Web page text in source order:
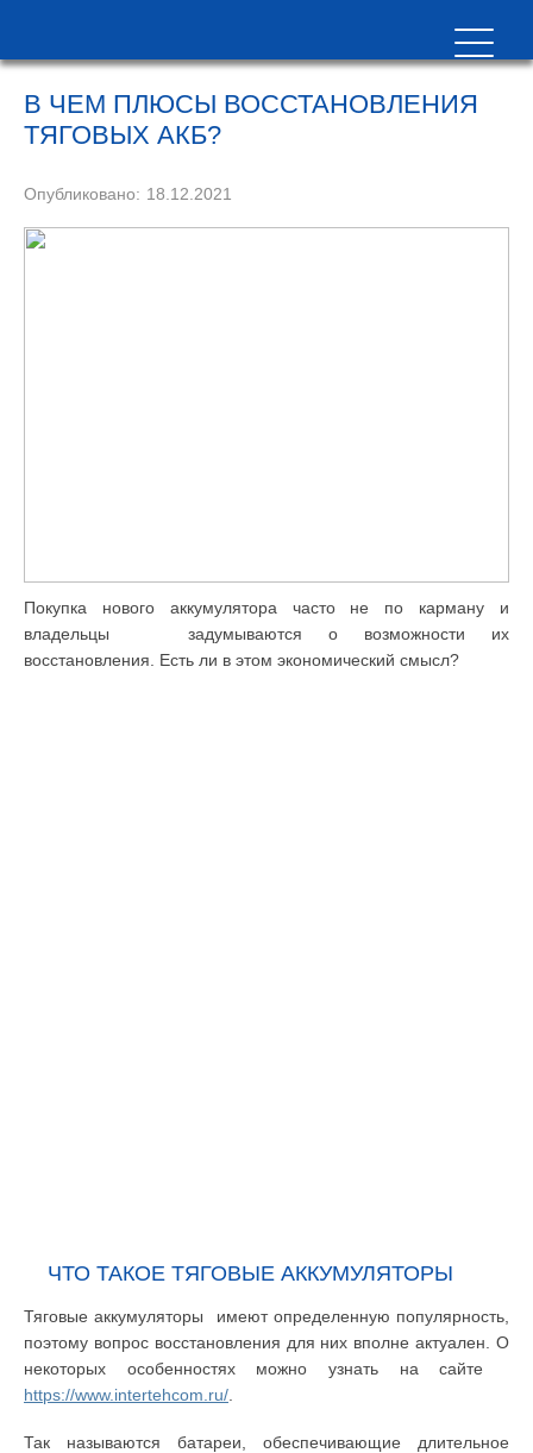
В ЧЕМ ПЛЮСЫ ВОССТАНОВЛЕНИЯ
ТЯГОВЫХ АКБ?
Опубликовано: 18.12.2021
Покупка нового аккумулятора часто не по карману и
владельцы задумываются о возможности их
восстановления. Есть ли в этом экономический смысл?
ЧТО ТАКОЕ ТЯГОВЫЕ АККУМУЛЯТОРЫ
Тяговые аккумуляторы имеют определенную популярность,
поэтому вопрос восстановления для них вполне актуален. О
некоторых особенностях можно узнать на сайте
https://www.intertehcom.ru/
Так называются батареи, обеспечивающие длительное